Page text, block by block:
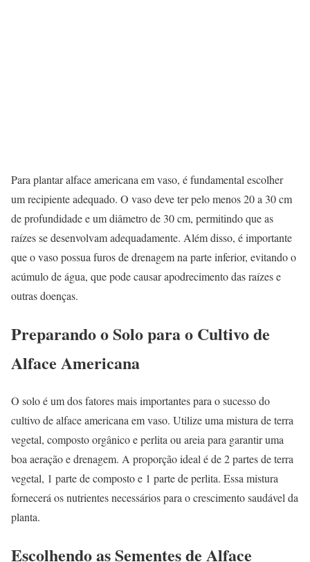
Para plantar alface americana em vaso, é fundamental escolher
um recipiente adequado. O vaso deve ter pelo menos 20 a 30 cm
de profundidade e um diâmetro de 30 cm, permitindo que as
raízes se desenvolvam adequadamente. Além disso, é importante
que o vaso possua furos de drenagem na parte inferior, evitando o
acúmulo de água, que pode causar apodrecimento das raízes e
outras doenças.
Preparando o Solo para o Cultivo de
Alface Americana
O solo é um dos fatores mais importantes para o sucesso do
cultivo de alface americana em vaso. Utilize uma mistura de terra
vegetal, composto orgânico e perlita ou areia para garantir uma
boa aeração e drenagem. A proporção ideal é de 2 partes de terra
vegetal, 1 parte de composto e 1 parte de perlita. Essa mistura
fornecerá os nutrientes necessários para o crescimento saudável da
planta.
Escolhendo as Sementes de Alface